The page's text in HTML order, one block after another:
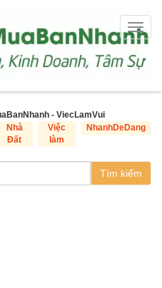
- ViecLamVui
Nhà
Đất
Việc
làm
NhanhDeDang
Tìm kiếm